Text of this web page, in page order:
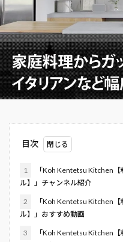
目次
1
「Koh Kentetsu Kitchen
ル】」チャンネル紹介
2
「Koh Kentetsu Kitchen
ル】」おすすめ動画
3
「Koh Kentetsu Kitchen